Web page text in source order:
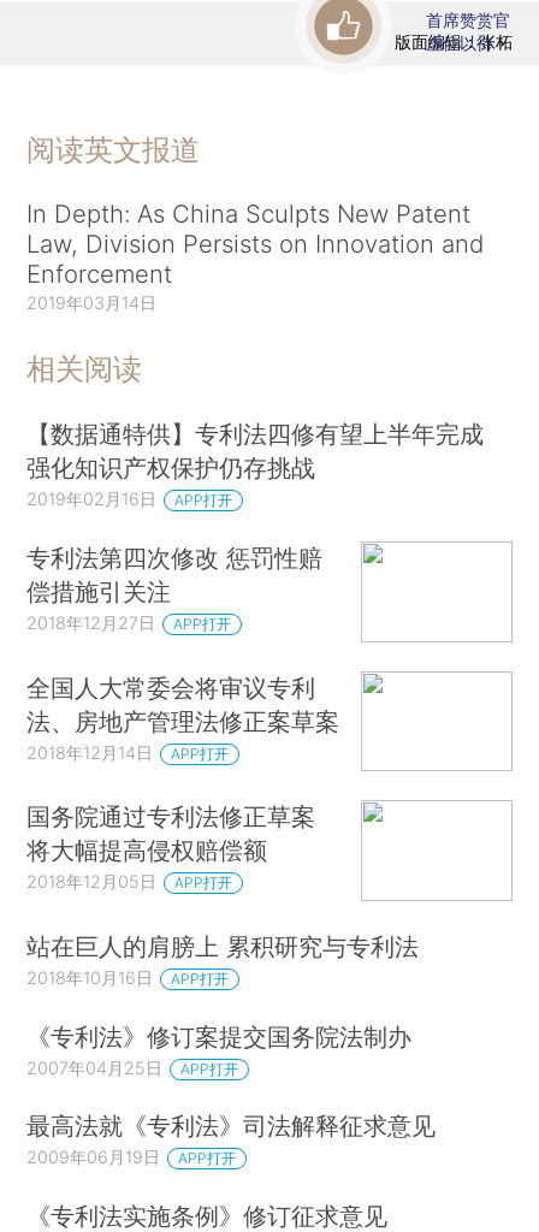
版面编辑：张柘
首席赞赏官
虚位以待
阅读英文报道
In Depth: As China Sculpts New Patent
Law, Division Persists on Innovation and
Enforcement
2019年03月14日
相关阅读
【数据通特供】专利法四修有望上半年完成
强化知识产权保护仍存挑战
2019年02月16日 APP打开
专利法第四次修改 惩罚性赔
偿措施引关注
2018年12月27日 APP打开
全国人大常委会将审议专利
法、房地产管理法修正案草案
2018年12月14日 APP打开
国务院通过专利法修正草案
将大幅提高侵权赔偿额
2018年12月05日 APP打开
站在巨人的肩膀上 累积研究与专利法
2018年10月16日 APP打开
《专利法》修订案提交国务院法制办
2007年04月25日 APP打开
最高法就《专利法》司法解释征求意见
2009年06月19日 APP打开
《专利法实施条例》修订征求意见